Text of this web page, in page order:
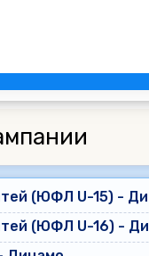
(ЮФЛ U-15) -
(ЮФЛ U-16) -